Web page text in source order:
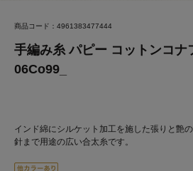
商品コード：4961383477444
手編み糸 パピー コットンコナ
06Co99_
インド綿にシルケット加工を施した張りと艶
針まで用途の広い合太糸です。